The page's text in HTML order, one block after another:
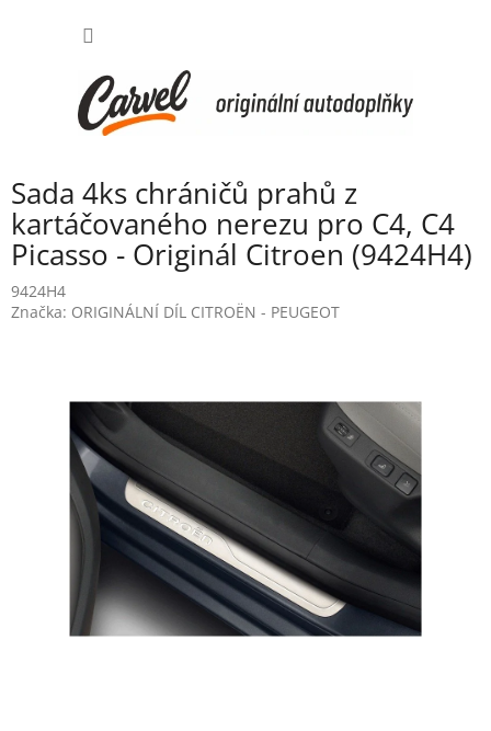
Sada 4ks chráničů prahů z
kartáčovaného nerezu pro C4, C4
Picasso - Originál Citroen (9424H4)
9424H4
Značka: ORIGINÁLNÍ DÍL CITROËN - PEUGEOT